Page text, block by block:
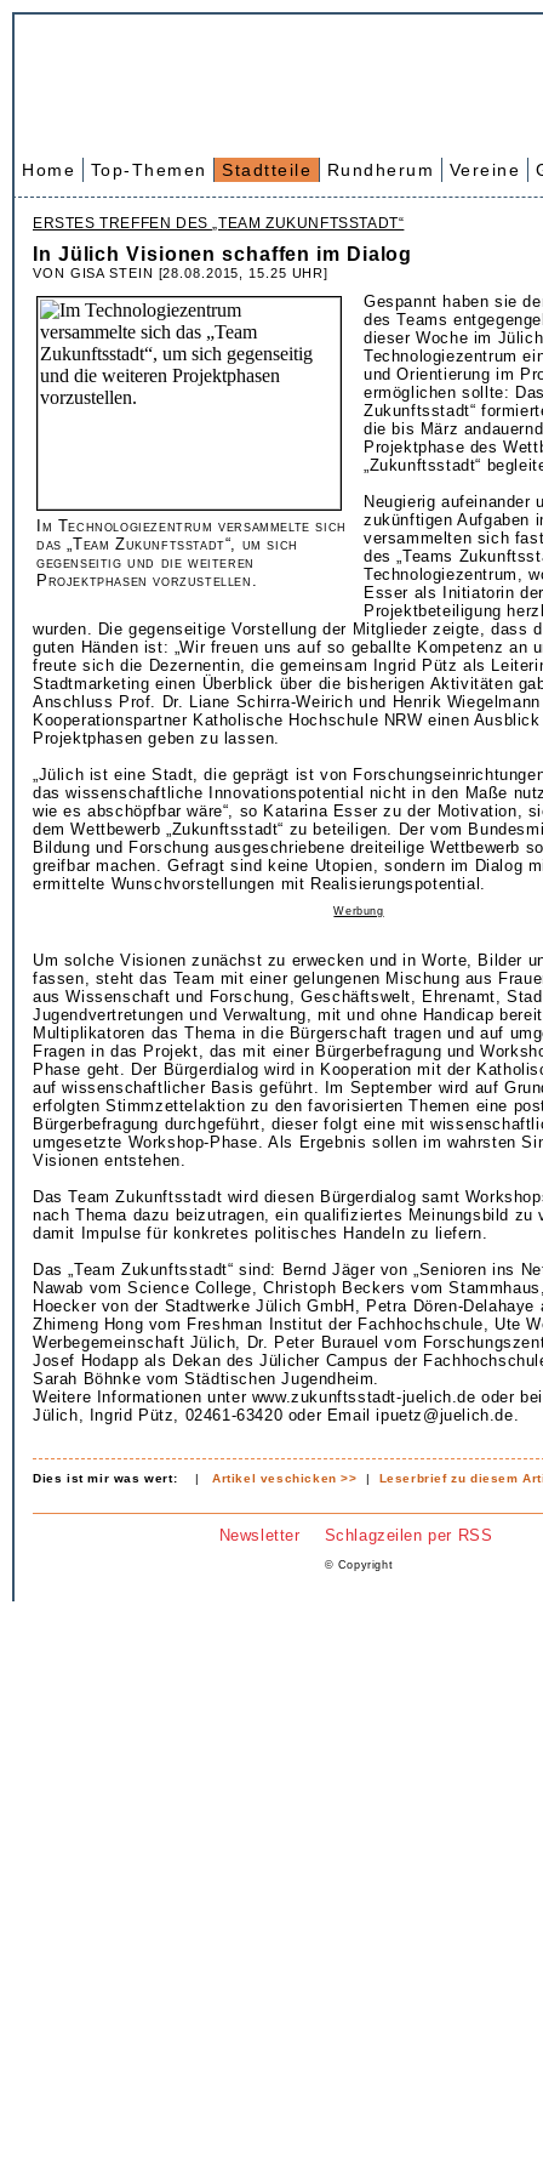
Home Top-Themen Stadtteile Rundherum Vereine
ERSTES TREFFEN DES „TEAM ZUKUNFTSSTADT“
In Jülich Visionen schaffen im Dialog
VON GISA STEIN [28.08.2015, 15.25 UHR]
Im Technologiezentrum versammelte sich
das „Team Zukunftsstadt“, um sich
gegenseitig und die weiteren
Projektphasen vorzustellen.
Gespannt haben sie
des Teams
dieser Woche im
Technologiezentrum
und Orientierung im
ermöglichen sollte:
Zukunftsstadt“
die bis März
Projektphase des
„Zukunftsstadt“
Neugierig aufeinander
zukünftigen Aufgaben
versammelten sich
des „Teams
Technologiezentrum,
Esser als Initiatorin der
Projektbeteiligung
wurden. Die gegenseitige Vorstellung der Mitglieder zeigte, dass
guten Händen ist: „Wir freuen uns auf so geballte Kompetenz an
freute sich die Dezernentin, die gemeinsam Ingrid Pütz als
Stadtmarketing einen Überblick über die bisherigen Aktivitäten
Anschluss Prof. Dr. Liane Schirra-Weirich und Henrik
Kooperationspartner Katholische Hochschule NRW einen
Projektphasen geben zu lassen.
„Jülich ist eine Stadt, die geprägt ist von
das wissenschaftliche Innovationspotential nicht in den Maße
wie es abschöpfbar wäre“, so Katarina Esser zu der Motivation,
dem Wettbewerb „Zukunftsstadt“ zu beteiligen. Der vom
Bildung und Forschung ausgeschriebene dreiteilige Wettbewerb
greifbar machen. Gefragt sind keine Utopien, sondern im Dialog
ermittelte Wunschvorstellungen mit Realisierungspotential.
Werbung
Um solche Visionen zunächst zu erwecken und in Worte, Bilder
fassen, steht das Team mit einer gelungenen Mischung aus
aus Wissenschaft und Forschung, Geschäftswelt, Ehrenamt,
Jugendvertretungen und Verwaltung, mit und ohne Handicap
Multiplikatoren das Thema in die Bürgerschaft tragen und auf
Fragen in das Projekt, das mit einer Bürgerbefragung und
Phase geht. Der Bürgerdialog wird in Kooperation mit der
auf wissenschaftlicher Basis geführt. Im September wird auf
erfolgten Stimmzettelaktion zu den favorisierten Themen eine
Bürgerbefragung durchgeführt, dieser folgt eine mit
umgesetzte Workshop-Phase. Als Ergebnis sollen im wahrsten
Visionen entstehen.
Das Team Zukunftsstadt wird diesen Bürgerdialog samt
nach Thema dazu beizutragen, ein qualifiziertes Meinungsbild zu
damit Impulse für konkretes politisches Handeln zu liefern.
Das „Team Zukunftsstadt“ sind: Bernd Jäger von „Senioren ins
Nawab vom Science College, Christoph Beckers vom
Hoecker von der Stadtwerke Jülich GmbH, Petra Dören-
Zhimeng Hong vom Freshman Institut der Fachhochschule, Ute
Werbegemeinschaft Jülich, Dr. Peter Burauel vom
Josef Hodapp als Dekan des Jülicher Campus der
Sarah Böhnke vom Städtischen Jugendheim.
Weitere Informationen unter www.zukunftsstadt-juelich.de oder
Jülich, Ingrid Pütz, 02461-63420 oder Email ipuetz@juelich.de.
Dies ist mir was wert: |Artikel veschicken >> | Leserbrief zu diesem
Newsletter Schlagzeilen per RSS
© Copyright